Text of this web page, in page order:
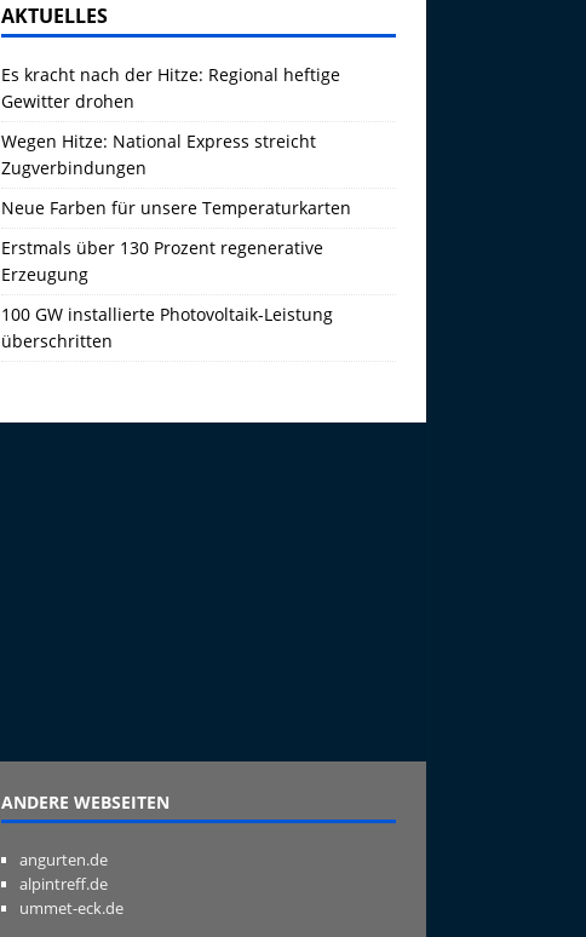
AKTUELLES
Es kracht nach der Hitze: Regional heftige
Gewitter drohen
Wegen Hitze: National Express streicht
Zugverbindungen
Neue Farben für unsere Temperaturkarten
Erstmals über 130 Prozent regenerative
Erzeugung
100 GW installierte Photovoltaik-Leistung
überschritten
ANDERE WEBSEITEN
angurten.de
alpintreff.de
ummet-eck.de